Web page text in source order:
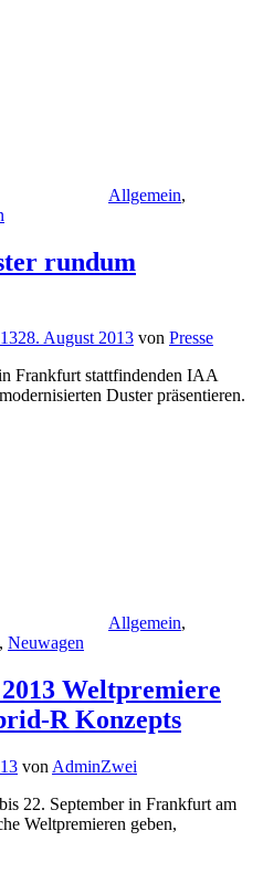
Allgemein,
rundum
28. August 2013 von Presse
Frankfurt stattfindenden IAA
Duster präsentieren.
Allgemein,
, Neuwagen
Weltpremiere
R Konzepts
von AdminZwei
22. September in Frankfurt am
Weltpremieren geben,